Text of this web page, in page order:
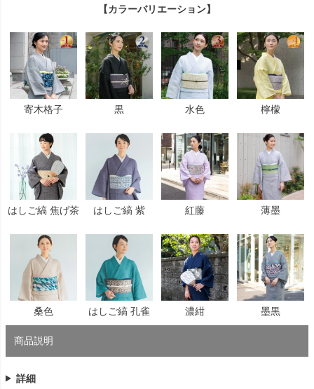
【カラーバリエーション】
寄木格子 黒 水色 檸檬
はしご縞 焦げ茶 はしご縞 紫 紅藤 薄墨
桑色 はしご縞 孔雀 濃紺 墨黒
商品説明
詳細